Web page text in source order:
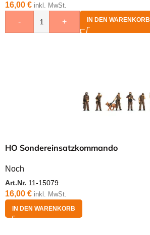
16,00 € inkl. MwSt.
- + IN DEN WARENKORB
HO Sondereinsatzkommando
Noch
Art.Nr. 11-15079
16,00 € inkl. MwSt.
IN DEN WARENKORB